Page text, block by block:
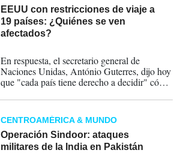
EEUU con restricciones de viaje a
19 países: ¿Quiénes se ven
afectados?
En respuesta, el secretario general de
Naciones Unidas, António Guterres, dijo hoy
que "cada país tiene derecho a decidir" cómo
es importante que "se respete la dignidad
humana de las personas", en respuesta a la
decisión del presidente de EE.UU., Donald
Trump, de prohibir la entrada a territorio
estadounidense de doce países e imponer
CENTROAMÉRICA & MUNDO
Operación Sindoor: ataques
militares de la India en Pakistán